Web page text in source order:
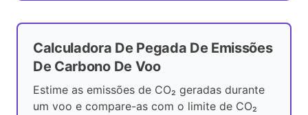
Calculadora De Pegada De Emissões
De Carbono De Voo
Estime as emissões de CO₂ geradas durante
um voo e compare-as com o limite de CO₂